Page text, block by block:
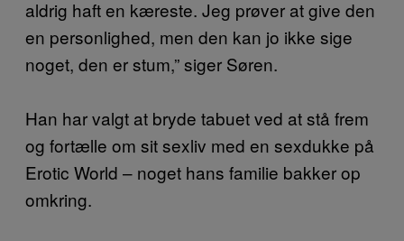
aldrig haft en kæreste. Jeg prøver at give den
en personlighed, men den kan jo ikke sige
noget, den er stum,” siger Søren.
Han har valgt at bryde tabuet ved at stå frem
og fortælle om sit sexliv med en sexdukke på
Erotic World – noget hans familie bakker op
omkring.